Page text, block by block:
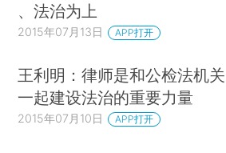
、法治为上
2015年07月13日 APP打开
王利明：律师是和公检法机关
一起建设法治的重要力量
2015年07月10日 APP打开